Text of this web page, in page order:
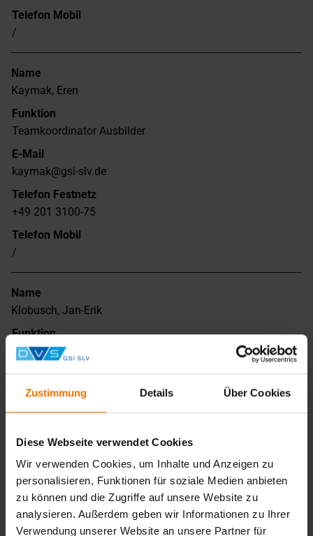
Zustimmung Details Über Cookies
Diese Webseite verwendet Cookies
Wir verwenden Cookies, um Inhalte und Anzeigen zu
personalisieren, Funktionen für soziale Medien anbieten
zu können und die Zugriffe auf unsere Website zu
analysieren. Außerdem geben wir Informationen zu Ihrer
Verwendung unserer Website an unsere Partner für
Telefon Mobil
/
Name
Kaymak, Eren
Funktion
Teamkoordinator Ausbilder
E-Mail
kaymak@gsi-slv.de
Telefon Festnetz
+49 201 3100-75
Telefon Mobil
/
Name
Klobusch, Jan-Erik
Funktion
Ausbilder
E-Mail
klobusch@gsi-slv.de
Telefon Festnetz
Name
Koppel, Uwe